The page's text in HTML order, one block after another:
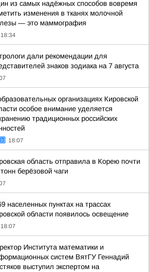
из самых надёжных способов вовремя
изменения в тканях молочной
— это маммография
18:34
дали рекомендации для
знаков зодиака на 7 августа
организациях Кировской
особое внимание уделяется
традиционных российских
18:07
область отправила в Корею почти
берёзовой чаги
населенных пунктах на трассах
области появилось освещение
18:07
Института математики и
систем ВятГУ Геннадий
выступил экспертом на